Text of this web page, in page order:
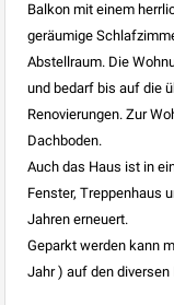
Balkon mit einem
geräumige
Abstellraum. Die
und bedarf bis auf die
Renovierungen. Zur
Dachboden.
Auch das Haus ist in
Fenster, Treppenhaus
Jahren erneuert.
Geparkt werden kann
Jahr ) auf den diversen